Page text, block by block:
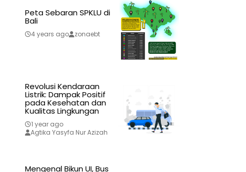
Peta Sebaran SPKLU di
Bali
4 years ago zonaebt
Revolusi Kendaraan
Listrik: Dampak Positif
pada Kesehatan dan
Kualitas Lingkungan
1 year ago
Agtika Yasyfa Nur Azizah
Mengenal Bikun UI, Bus